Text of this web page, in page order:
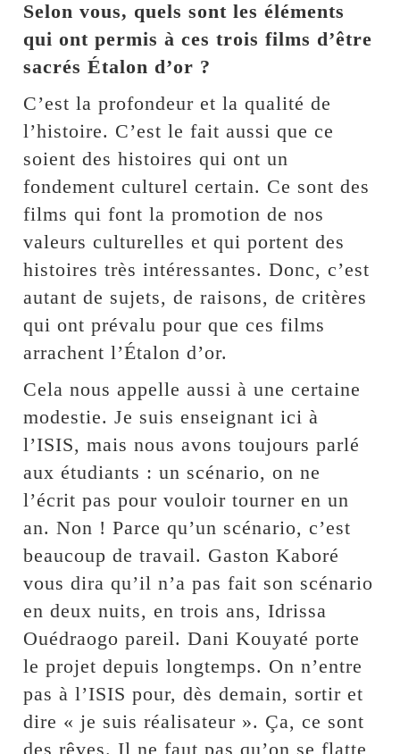
Selon vous, quels sont les éléments
qui ont permis à ces trois films d’être
sacrés Étalon d’or ?
C’est la profondeur et la qualité de
l’histoire. C’est le fait aussi que ce
soient des histoires qui ont un
fondement culturel certain. Ce sont des
films qui font la promotion de nos
valeurs culturelles et qui portent des
histoires très intéressantes. Donc, c’est
autant de sujets, de raisons, de critères
qui ont prévalu pour que ces films
arrachent l’Étalon d’or.
Cela nous appelle aussi à une certaine
modestie. Je suis enseignant ici à
l’ISIS, mais nous avons toujours parlé
aux étudiants : un scénario, on ne
l’écrit pas pour vouloir tourner en un
an. Non ! Parce qu’un scénario, c’est
beaucoup de travail. Gaston Kaboré
vous dira qu’il n’a pas fait son scénario
en deux nuits, en trois ans, Idrissa
Ouédraogo pareil. Dani Kouyaté porte
le projet depuis longtemps. On n’entre
pas à l’ISIS pour, dès demain, sortir et
dire « je suis réalisateur ». Ça, ce sont
des rêves. Il ne faut pas qu’on se flatte